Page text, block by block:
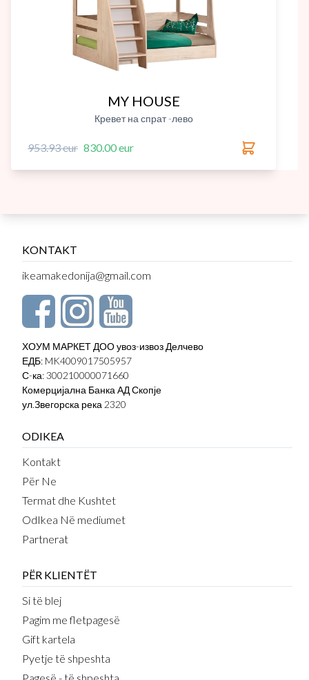
MY HOUSE
Кревет на спрат -лево
953.93 eur 830.00 eur
KONTAKT
ikeamakedonija@gmail.com
ХОУМ МАРКЕТ ДОО увоз-извоз Делчево
ЕДБ: MK4009017505957
С-ка: 300210000071660
Комерцијална Банка АД Скопје
ул.Звегорска река 2320
ODIKEA
Kontakt
Për Ne
Termat dhe Kushtet
OdIkea Në mediumet
Partnerat
PËR KLIENTËT
Si të blej
Pagim me fletpagesë
Gift kartela
Pyetje të shpeshta